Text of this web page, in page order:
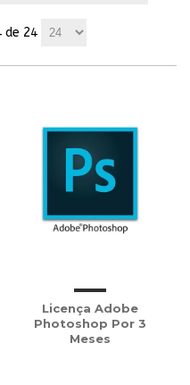
de 24
Licença Adobe
Photoshop Por 3
Meses